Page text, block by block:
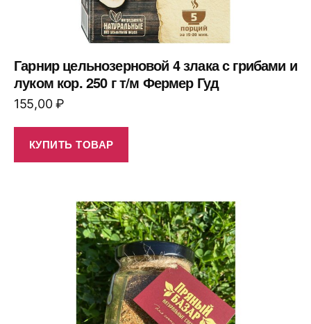
Гарнир цельнозерновой 4 злака с грибами и
луком кор. 250 г т/м Фермер Гуд
155,00₽
КУПИТЬ ТОВАР